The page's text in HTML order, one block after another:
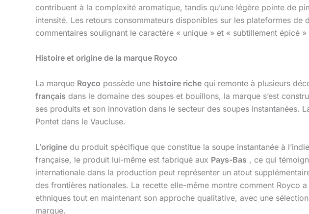
contribuent à la complexité aromatique, tandis qu’une légère pointe de
intensité. Les retours consommateurs disponibles sur les plateformes
commentaires soulignant le caractère « unique » et « subtillement épicé
Histoire et origine de la marque Royco
La marque Royco possède une histoire riche qui remonte à plusieurs
français dans le domaine des soupes et bouillons, la marque s’est
ses produits et son innovation dans le secteur des soupes instantanées.
Pontet dans le Vaucluse.
L’origine du produit spécifique que constitue la soupe instantanée à
française, le produit lui-même est fabriqué aux Pays-Bas , ce qui
internationale dans la production peut représenter un atout
des frontières nationales. La recette elle-même montre comment Royco
ethniques tout en maintenant son approche qualitative, avec une
marque.